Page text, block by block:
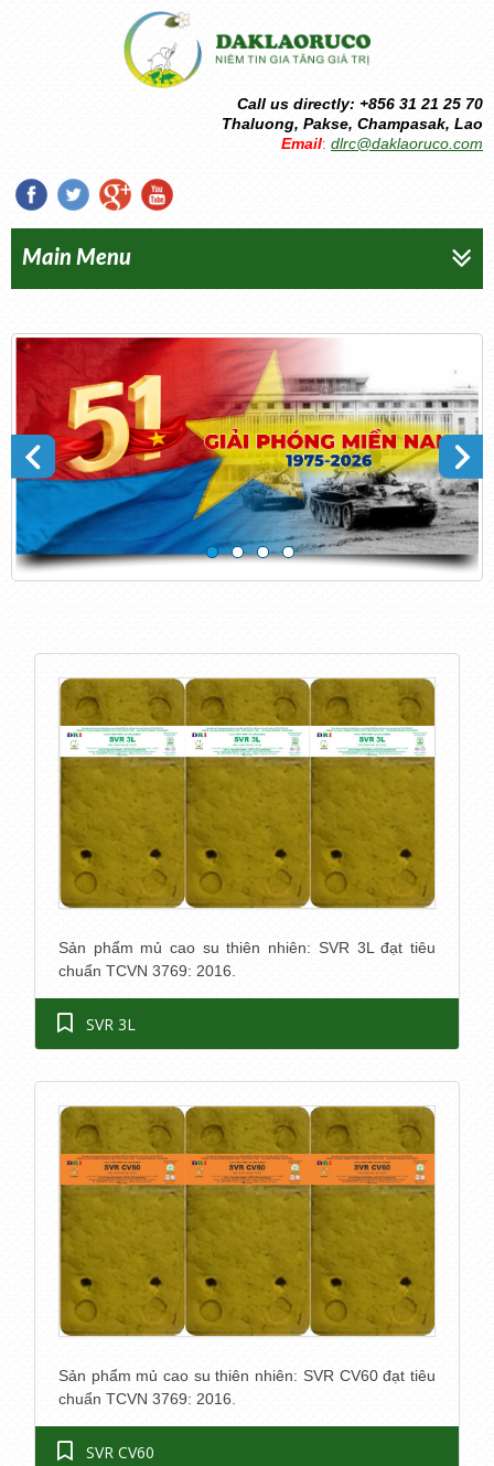
Call us directly: +856 31 21 25 70
Thaluong, Pakse, Champasak, Lao
Email: dlrc@daklaoruco.com
Main Menu
Sản phẩm mủ cao su thiên nhiên: SVR 3L đạt tiêu
chuẩn TCVN 3769: 2016.
SVR 3L
Sản phẩm mủ cao su thiên nhiên: SVR CV60 đạt tiêu
chuẩn TCVN 3769: 2016.
SVR CV60